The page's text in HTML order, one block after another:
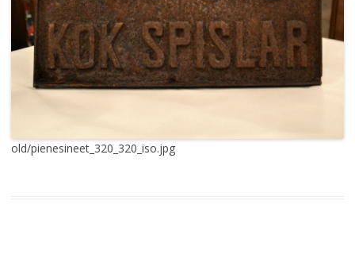
old/pienesineet_320_320_iso.jpg